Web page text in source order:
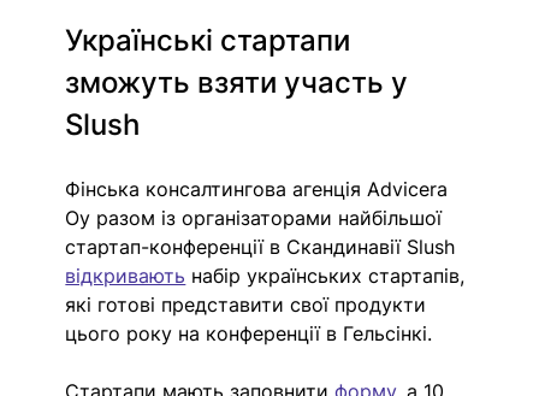
Українські стартапи
зможуть взяти участь у
Slush
Фінська консалтингова агенція Advicera
Oy разом із організаторами найбільшої
стартап-конференції в Скандинавії Slush
відкривають набір українських стартапів,
які готові представити свої продукти
цього року на конференції в Гельсінкі.